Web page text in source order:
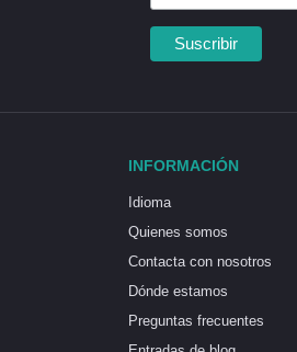
INFORMACIÓN
Idioma
Quienes somos
Contacta con nosotros
Dónde estamos
Preguntas frecuentes